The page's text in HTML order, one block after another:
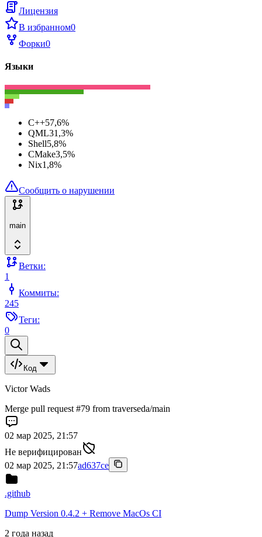
Лицензия
В избранном0
Форки0
Языки
C++57,6%
QML31,3%
Shell5,8%
CMake3,5%
Nix1,8%
Сообщить о нарушении
main
Ветки:
1
Коммиты:
245
Теги:
0
Код
Victor Wads
Merge pull request #79 from traverseda/main
02 мар 2025, 21:57
Не верифицирован
02 мар 2025, 21:57ad637ce
.github
Dump Version 0.4.2 + Remove MacOs CI
2 года назад